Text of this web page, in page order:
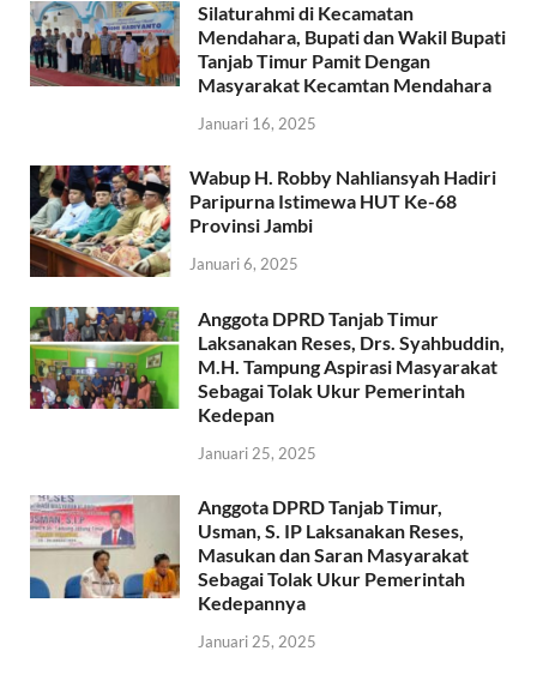
Silaturahmi di Kecamatan
Mendahara, Bupati dan Wakil Bupati
Tanjab Timur Pamit Dengan
Masyarakat Kecamtan Mendahara
Januari 16, 2025
Wabup H. Robby Nahliansyah Hadiri
Paripurna Istimewa HUT Ke-68
Provinsi Jambi
Januari 6, 2025
Anggota DPRD Tanjab Timur
Laksanakan Reses, Drs. Syahbuddin,
M.H. Tampung Aspirasi Masyarakat
Sebagai Tolak Ukur Pemerintah
Kedepan
Januari 25, 2025
Anggota DPRD Tanjab Timur,
Usman, S. IP Laksanakan Reses,
Masukan dan Saran Masyarakat
Sebagai Tolak Ukur Pemerintah
Kedepannya
Januari 25, 2025